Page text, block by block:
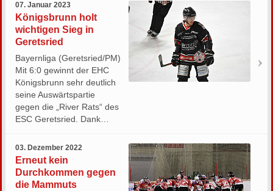
07. Januar 2023
Königsbrunn holt
wichtigen Sieg in
Geretsried
Bayernliga (Geretsried/PM)
Mit 6:0 gewinnt der EHC
Königsbrunn sehr deutlich
seine Auswärtspartie
gegen die „River Rats“ des
ESC Geretsried. Dank…
03. Dezember 2022
Erneut kein
Durchkommen gegen
die Mammuts